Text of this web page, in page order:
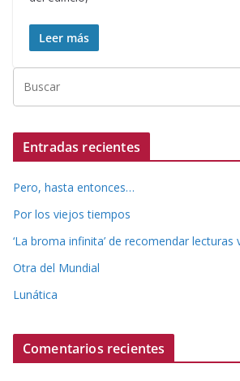
Leer más
Entradas recientes
Pero, hasta entonces…
Por los viejos tiempos
‘La broma infinita’ de recomendar lecturas
Otra del Mundial
Lunática
Comentarios recientes